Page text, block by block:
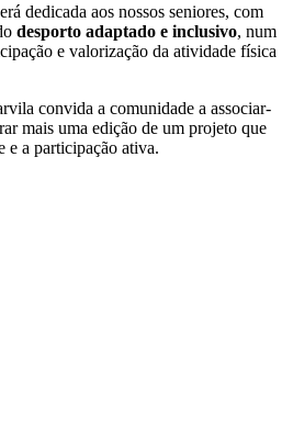
dedicada aos nossos seniores, com
desporto adaptado e inclusivo, num
e valorização da atividade física
convida a comunidade a associar-
mais uma edição de um projeto que
e a participação ativa.